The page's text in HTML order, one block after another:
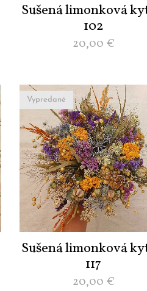
Sušená limonková
102
20,00 €
Sušená limonková
117
Vypredané
20,00 €